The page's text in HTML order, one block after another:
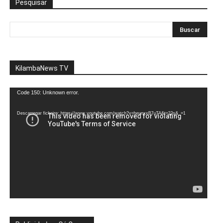
Pesquisar
KilambaNews TV
Reprodutor
vídeo
Code 150: Unknown error.
Descarregar ficheiro: https://www.youtube.com/watch?v=heunxxB7uTA&t=22s&_=1